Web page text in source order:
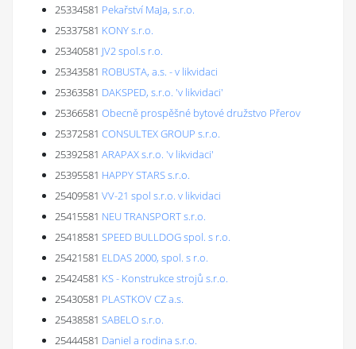
25334581 Pekařství MaJa, s.r.o.
25337581 KONY s.r.o.
25340581 JV2 spol.s r.o.
25343581 ROBUSTA, a.s. - v likvidaci
25363581 DAKSPED, s.r.o. 'v likvidaci'
25366581 Obecně prospěšné bytové družstvo Přerov
25372581 CONSULTEX GROUP s.r.o.
25392581 ARAPAX s.r.o. 'v likvidaci'
25395581 HAPPY STARS s.r.o.
25409581 VV-21 spol s.r.o. v likvidaci
25415581 NEU TRANSPORT s.r.o.
25418581 SPEED BULLDOG spol. s r.o.
25421581 ELDAS 2000, spol. s r.o.
25424581 KS - Konstrukce strojů s.r.o.
25430581 PLASTKOV CZ a.s.
25438581 SABELO s.r.o.
25444581 Daniel a rodina s.r.o.